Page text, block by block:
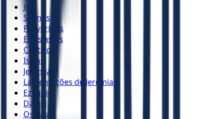
Jó
Salmos
Provérbios
Eclesiastes
Cânticos
Isaías
Jeremias
Lamentações de Jeremias
Ezequiel
Daniel
Oséias